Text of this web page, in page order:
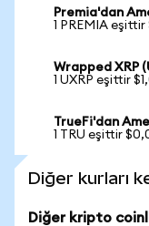
Premia'dan
1 PREMIA
Wrapped XRP
1 UXRP eşittir
TrueFi'dan
1 TRU eşittir
Diğer kurları
Diğer kripto